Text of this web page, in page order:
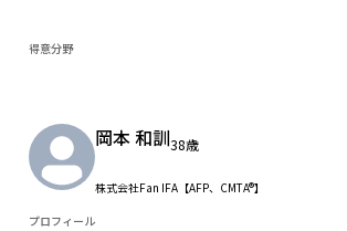
得意分野
岡本 和訓38歳
株式会社Fan IFA【AFP、CMTA®】
プロフィール